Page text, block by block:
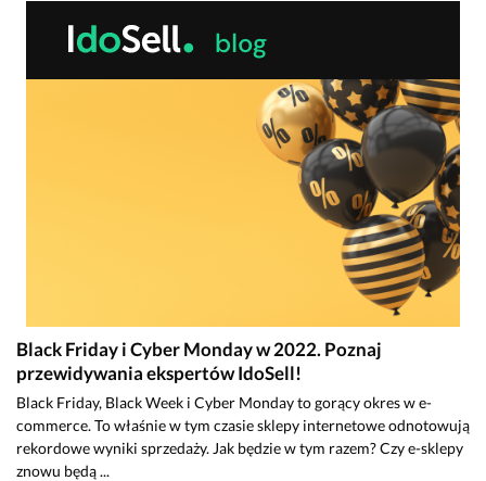
Black Friday i Cyber Monday w 2022. Poznaj
przewidywania ekspertów IdoSell!
Black Friday, Black Week i Cyber Monday to gorący okres w e-
commerce. To właśnie w tym czasie sklepy internetowe odnotowują
rekordowe wyniki sprzedaży. Jak będzie w tym razem? Czy e-sklepy
znowu będą ...